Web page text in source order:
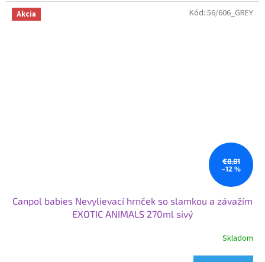
Akcia
€8,81
–12 %
Canpol babies Nevylievací hrnček so slamkou a závažím
EXOTIC ANIMALS 270ml sivý
Skladom
Kód: 56/606_GREY